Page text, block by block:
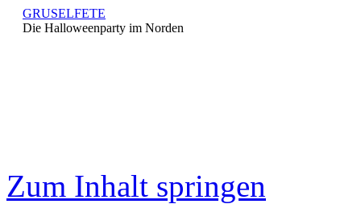
GRUSELFETE
Die Halloweenparty im Norden
Zum Inhalt springen